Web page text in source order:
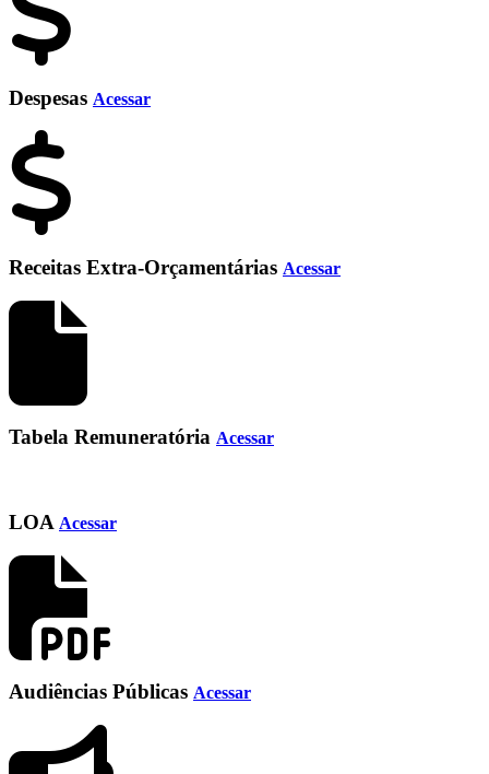
Despesas Acessar
Receitas Extra-Orçamentárias Acessar
Tabela Remuneratória Acessar
LOA Acessar
Audiências Públicas Acessar